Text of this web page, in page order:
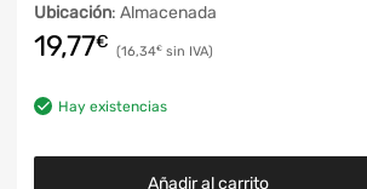
Ubicación: Almacenada
19,77€ 16,34€
Hay existencias
Añadir al carrito